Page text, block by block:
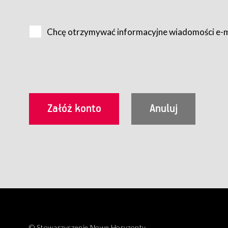
Usługobiorca przed rozpoczęciem korzystania z
utrwalenie i wydrukowanie.
§ 3
Korzystanie ze wszystkich aplikacji Serwisu może być
Chcę otrzymywać informacyjne wiadomości e-